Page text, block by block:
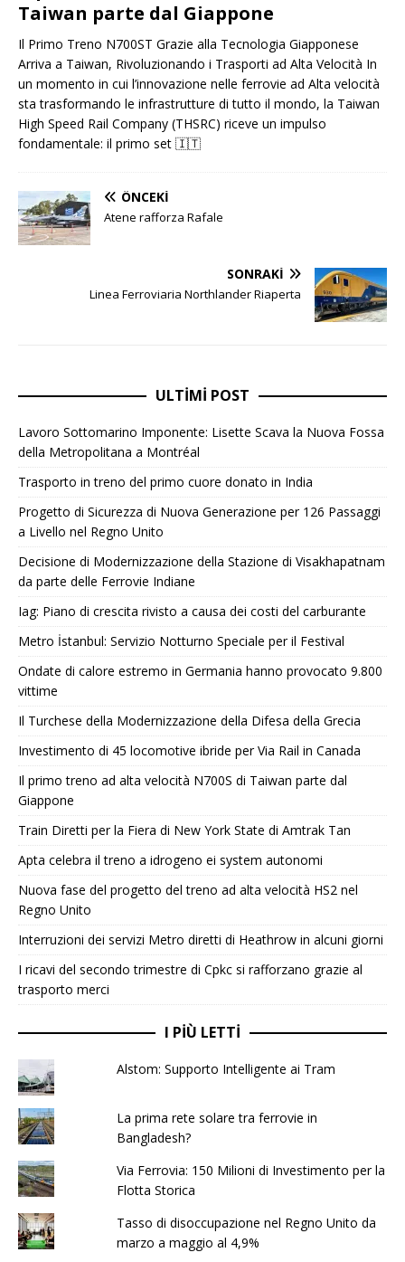
Taiwan parte dal Giappone
Il Primo Treno N700ST Grazie alla Tecnologia Giapponese
Arriva a Taiwan, Rivoluzionando i Trasporti ad Alta Velocità In
un momento in cui l’innovazione nelle ferrovie ad Alta velocità
sta trasformando le infrastrutture di tutto il mondo, la Taiwan
High Speed ​​​​Rail Company (THSRC) riceve un impulso
fondamentale: il primo set 🇮🇹
ÖNCEKI
Atene rafforza Rafale
SONRAKI
Linea Ferroviaria Northlander Riaperta
ULTIMI POST
Lavoro Sottomarino Imponente: Lisette Scava la Nuova Fossa
della Metropolitana a Montréal
Trasporto in treno del primo cuore donato in India
Progetto di Sicurezza di Nuova Generazione per 126 Passaggi
a Livello nel Regno Unito
Decisione di Modernizzazione della Stazione di Visakhapatnam
da parte delle Ferrovie Indiane
Iag: Piano di crescita rivisto a causa dei costi del carburante
Metro İstanbul: Servizio Notturno Speciale per il Festival
Ondate di calore estremo in Germania hanno provocato 9.800
vittime
Il Turchese della Modernizzazione della Difesa della Grecia
Investimento di 45 locomotive ibride per Via Rail in Canada
Il primo treno ad alta velocità N700S di Taiwan parte dal
Giappone
Train Diretti per la Fiera di New York State di Amtrak Tan
Apta celebra il treno a idrogeno ei system autonomi
Nuova fase del progetto del treno ad alta velocità HS2 nel
Regno Unito
Interruzioni dei servizi Metro diretti di Heathrow in alcuni giorni
I ricavi del secondo trimestre di Cpkc si rafforzano grazie al
trasporto merci
I PIÙ LETTI
Alstom: Supporto Intelligente ai Tram
La prima rete solare tra ferrovie in
Bangladesh?
Via Ferrovia: 150 Milioni di Investimento per la
Flotta Storica
Tasso di disoccupazione nel Regno Unito da
marzo a maggio al 4,9%